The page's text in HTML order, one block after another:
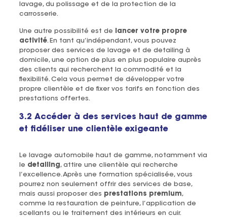
lavage, du polissage et de la protection de la
carrosserie.
Une autre possibilité est de
lancer votre propre
activité. En tant qu’indépendant, vous pouvez
proposer des services de lavage et de detailing à
domicile, une option de plus en plus populaire auprès
des clients qui recherchent la commodité et la
flexibilité. Cela vous permet de développer votre
propre clientèle et de fixer vos tarifs en fonction des
prestations offertes.
3.2 Accéder à des services haut de gamme
et fidéliser une clientèle exigeante
Le lavage automobile haut de gamme, notamment via
le detailing, attire une clientèle qui recherche
l’excellence. Après une formation spécialisée, vous
pourrez non seulement offrir des services de base,
mais aussi proposer des prestations premium,
comme la restauration de peinture, l’application de
scellants ou le traitement des intérieurs en cuir.